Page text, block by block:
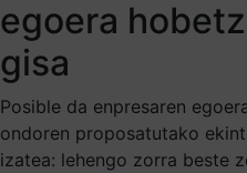
egoera
gisa
Posible da enpresaren
ondoren proposatutako
izatea: lehengo zorra beste